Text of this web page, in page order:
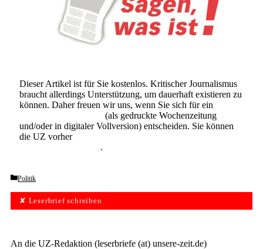
Dieser Artikel ist für Sie kostenlos. Kritischer Journalismus
braucht allerdings Unterstützung, um dauerhaft existieren zu
können. Daher freuen wir uns, wenn Sie sich für ein
(als gedruckte Wochenzeitung
und/oder in digitaler Vollversion) entscheiden. Sie können
die UZ vorher
.
Categories
Politik
✘ Leserbrief schreiben
An die UZ-Redaktion (leserbriefe (at) unsere-zeit.de)